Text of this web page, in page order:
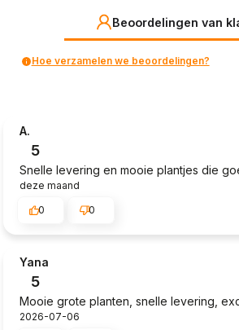
Beoordelingen van
Hoe verzamelen we beoordelingen?
A.
5
Snelle levering en mooie plantjes die
deze maand
0
0
Yana
5
Mooie grote planten, snelle levering,
2026-07-06